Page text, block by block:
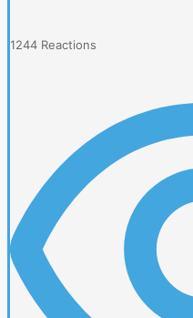
1244 Reactions